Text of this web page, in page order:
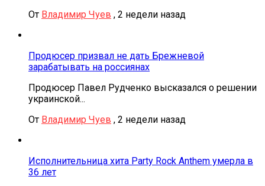
От Владимир Чуев , 2 недели назад
Продюсер призвал не дать Брежневой
зарабатывать на россиянах
Продюсер Павел Рудченко высказался о решении
украинской...
От Владимир Чуев , 2 недели назад
Исполнительница хита Party Rock Anthem умерла в
36 лет